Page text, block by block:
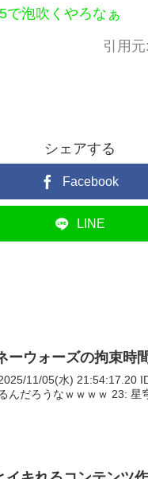
で泡吹くやろなぁ
引用元:
シェアする
Facebook
LINE
ーウォーズの拘束時
11/05(水) 21:54:17.20
んだろうなｗｗｗｗ 23: 星